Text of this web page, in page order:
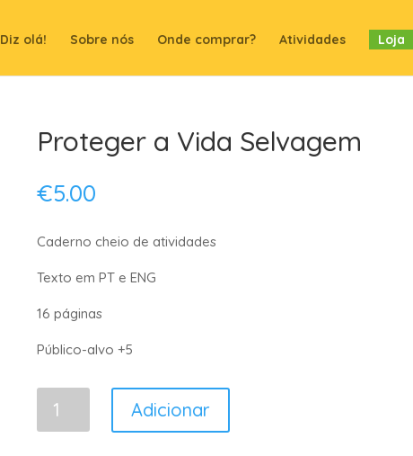
Diz olá! Sobre nós Onde comprar? Atividades Loja
Proteger a Vida Selvagem
€5.00
Caderno cheio de atividades
Texto em PT e ENG
16 páginas
Público-alvo +5
Adicionar